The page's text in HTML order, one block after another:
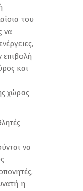
του
να
επιβολή
και
χώρας
να
η